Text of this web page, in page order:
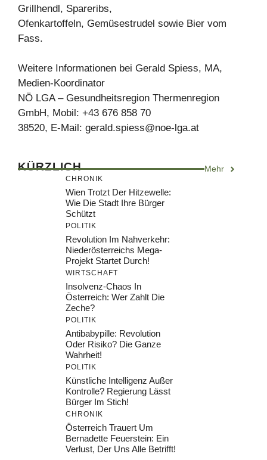
Grillhendl, Spareribs,
Ofenkartoffeln, Gemüsestrudel sowie Bier vom
Fass.
Weitere Informationen bei Gerald Spiess, MA,
Medien-Koordinator
NÖ LGA – Gesundheitsregion Thermenregion
GmbH, Mobil: +43 676 858 70
38520, E-Mail: gerald.spiess@noe-lga.at
KÜRZLICH Mehr
CHRONIK
Wien Trotzt Der Hitzewelle:
Wie Die Stadt Ihre Bürger
Schützt
POLITIK
Revolution Im Nahverkehr:
Niederösterreichs Mega-
Projekt Startet Durch!
WIRTSCHAFT
Insolvenz-Chaos In
Österreich: Wer Zahlt Die
Zeche?
POLITIK
Antibabypille: Revolution
Oder Risiko? Die Ganze
Wahrheit!
POLITIK
Künstliche Intelligenz Außer
Kontrolle? Regierung Lässt
Bürger Im Stich!
CHRONIK
Österreich Trauert Um
Bernadette Feuerstein: Ein
Verlust, Der Uns Alle Betrifft!